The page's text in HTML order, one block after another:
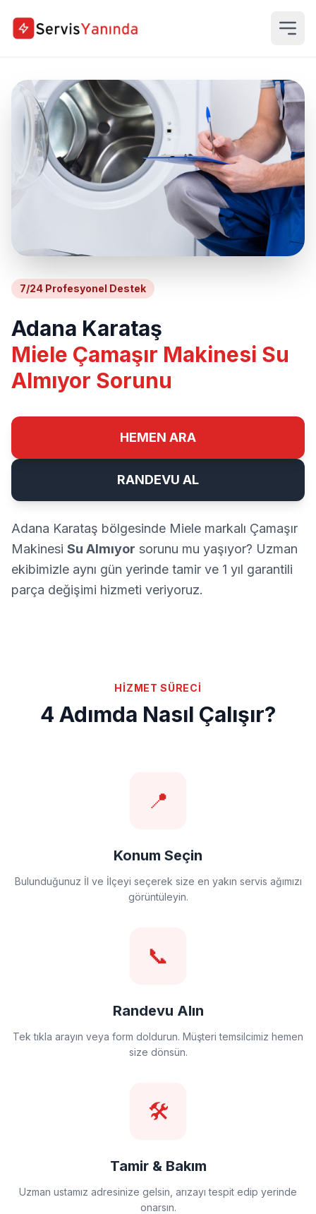
7/24 Profesyonel Destek
Adana Karataş
Miele Çamaşır Makinesi Su
Almıyor Sorunu
HEMEN ARA
RANDEVU AL
Adana Karataş bölgesinde Miele markalı Çamaşır
Makinesi Su Almıyor sorunu mu yaşıyor? Uzman
ekibimizle aynı gün yerinde tamir ve 1 yıl garantili
parça değişimi hizmeti veriyoruz.
HİZMET SÜRECİ
4 Adımda Nasıl Çalışır?
📍
Konum Seçin
Bulunduğunuz İl ve İlçeyi seçerek size en yakın servis ağımızı
görüntüleyin.
📞
Randevu Alın
Tek tıkla arayın veya form doldurun. Müşteri temsilcimiz hemen
size dönsün.
🛠️
Tamir & Bakım
Uzman ustamız adresinize gelsin, arızayı tespit edip yerinde
onarsın.